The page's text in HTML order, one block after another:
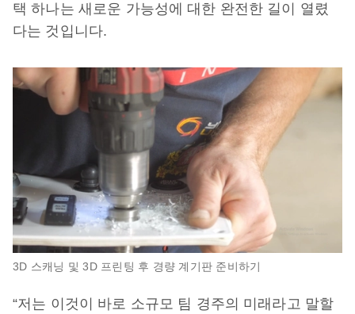
택 하나는 새로운 가능성에 대한 완전한 길이 열렸
다는 것입니다.
3D 스캐닝 및 3D 프린팅 후 경량 계기판 준비하기
“저는 이것이 바로 소규모 팀 경주의 미래라고 말할